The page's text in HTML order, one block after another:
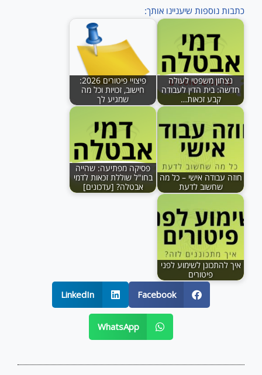
כתבות נוספות שיעניינו אותך:
נצחון משפטי לעולה
חדשה: בית הדין לעבודה
קבע זכאות…
פיצויי פיטורים 2026:
חישוב, זכויות וכל מה
שמגיע לך
חוזה עבודה אישי – כל מה
שחשוב לדעת
פסיקה מפתיעה: שהייה
בחו"ל שוללת זכאות לדמי
אבטלה? [עדכונים]
איך להתכונן לשימוע לפני
פיטורים
Facebook
LinkedIn
WhatsApp